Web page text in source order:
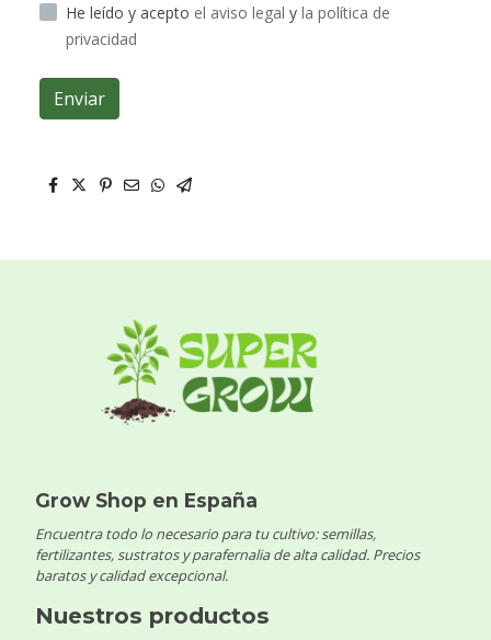
He leído y acepto el aviso legal y la política de
privacidad
Enviar
Grow Shop en España
Encuentra todo lo necesario para tu cultivo: semillas,
fertilizantes, sustratos y parafernalia de alta calidad. Precios
baratos y calidad excepcional.
Nuestros productos